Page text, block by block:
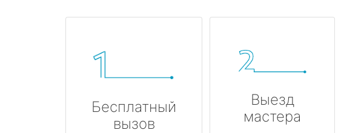
Бесплатный
вызов
Выезд
мастера